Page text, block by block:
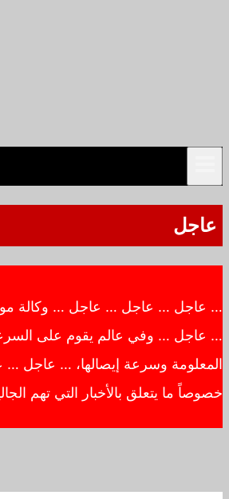
عاجل
… عاجل … عاجل … عاجل … وكالة موقع
… عاجل … وفي عالم يقوم على السرعة
المعلومة وسرعة إيصالها، … عاجل …
خصوصاً ما يتعلق بالأخبار التي تهم